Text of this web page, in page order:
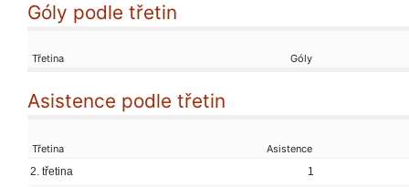
Góly podle třetin
Třetina Góly
Asistence podle třetin
Třetina
Asistence
2. třetina
1